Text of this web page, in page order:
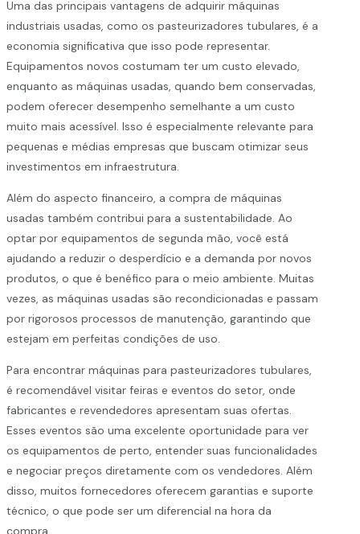
Uma das principais vantagens de adquirir máquinas
industriais usadas, como os pasteurizadores tubulares, é a
economia significativa que isso pode representar.
Equipamentos novos costumam ter um custo elevado,
enquanto as máquinas usadas, quando bem conservadas,
podem oferecer desempenho semelhante a um custo
muito mais acessível. Isso é especialmente relevante para
pequenas e médias empresas que buscam otimizar seus
investimentos em infraestrutura.
Além do aspecto financeiro, a compra de máquinas
usadas também contribui para a sustentabilidade. Ao
optar por equipamentos de segunda mão, você está
ajudando a reduzir o desperdício e a demanda por novos
produtos, o que é benéfico para o meio ambiente. Muitas
vezes, as máquinas usadas são recondicionadas e passam
por rigorosos processos de manutenção, garantindo que
estejam em perfeitas condições de uso.
Para encontrar máquinas para pasteurizadores tubulares,
é recomendável visitar feiras e eventos do setor, onde
fabricantes e revendedores apresentam suas ofertas.
Esses eventos são uma excelente oportunidade para ver
os equipamentos de perto, entender suas funcionalidades
e negociar preços diretamente com os vendedores. Além
disso, muitos fornecedores oferecem garantias e suporte
técnico, o que pode ser um diferencial na hora da
compra.